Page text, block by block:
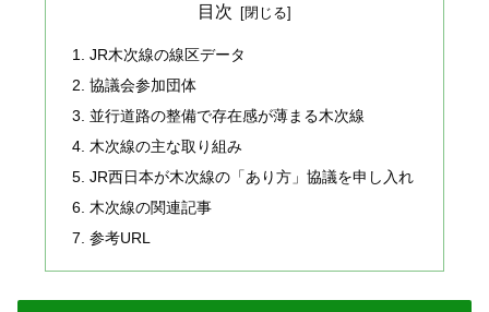
目次
JR木次線の線区データ
協議会参加団体
並行道路の整備で存在感が薄まる木次線
木次線の主な取り組み
JR西日本が木次線の「あり方」協議を申し入れ
木次線の関連記事
参考URL